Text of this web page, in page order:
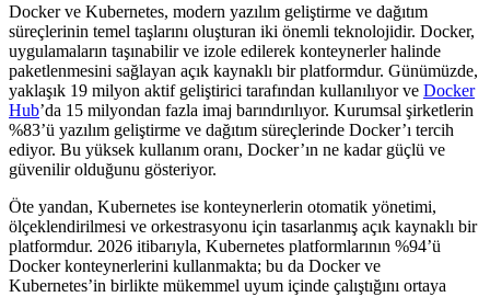
Docker ve Kubernetes, modern yazılım geliştirme ve dağıtım
süreçlerinin temel taşlarını oluşturan iki önemli teknolojidir. Docker,
uygulamaların taşınabilir ve izole edilerek konteynerler halinde
paketlenmesini sağlayan açık kaynaklı bir platformdur. Günümüzde,
yaklaşık 19 milyon aktif geliştirici tarafından kullanılıyor ve Docker
Hub’da 15 milyondan fazla imaj barındırılıyor. Kurumsal şirketlerin
%83’ü yazılım geliştirme ve dağıtım süreçlerinde Docker’ı tercih
ediyor. Bu yüksek kullanım oranı, Docker’ın ne kadar güçlü ve
güvenilir olduğunu gösteriyor.
Öte yandan, Kubernetes ise konteynerlerin otomatik yönetimi,
ölçeklendirilmesi ve orkestrasyonu için tasarlanmış açık kaynaklı bir
platformdur. 2026 itibarıyla, Kubernetes platformlarının %94’ü
Docker konteynerlerini kullanmakta; bu da Docker ve
Kubernetes’in birlikte mükemmel uyum içinde çalıştığını ortaya